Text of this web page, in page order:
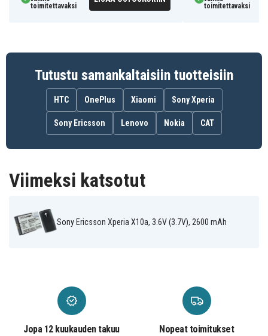
toimitettavaksi
toimitettavaksi
Tutustu samankaltaisiin tuotteisiin
HTC OnePlus Xiaomi Sony Xperia
Sony Ericsson Lenovo Nokia CAT
Viimeksi katsotut
Sony Ericsson Xperia X10a, 3.6V (3.7V), 2600 mAh
Jopa 12 kuukauden takuu Nopeat toimitukset